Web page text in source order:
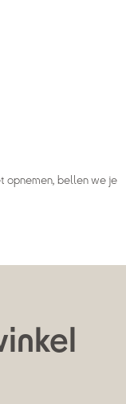
opnemen, bellen we je